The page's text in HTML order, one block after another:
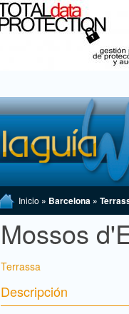
Inicio » Barcelona »
Mossos
Terrassa
Descripción